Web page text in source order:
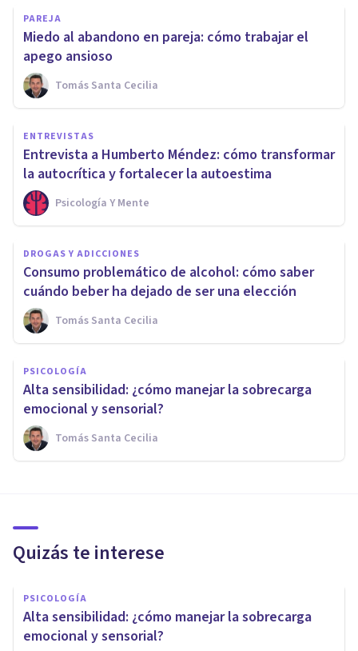
PAREJA
Miedo al abandono en pareja: cómo trabajar el
apego ansioso
Tomás Santa Cecilia
ENTREVISTAS
Entrevista a Humberto Méndez: cómo transformar
la autocrítica y fortalecer la autoestima
Psicología Y Mente
DROGAS Y ADICCIONES
Consumo problemático de alcohol: cómo saber
cuándo beber ha dejado de ser una elección
Tomás Santa Cecilia
PSICOLOGÍA
Alta sensibilidad: ¿cómo manejar la sobrecarga
emocional y sensorial?
Tomás Santa Cecilia
Quizás te interese
PSICOLOGÍA
Alta sensibilidad: ¿cómo manejar la sobrecarga
emocional y sensorial?